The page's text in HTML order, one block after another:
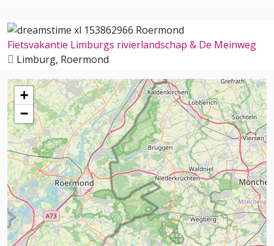
Fietsvakantie Limburgs rivierlandschap & De Meinweg
Limburg, Roermond
+
−